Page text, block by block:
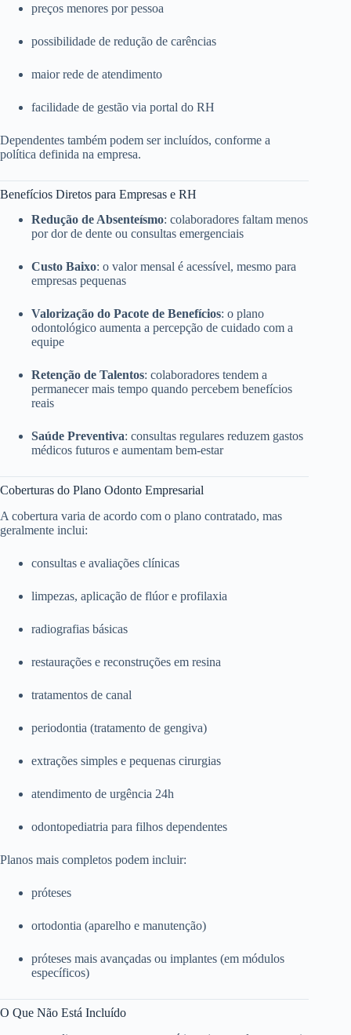
preços menores por pessoa
possibilidade de redução de carências
maior rede de atendimento
facilidade de gestão via portal do RH
Dependentes também podem ser incluídos, conforme a
política definida na empresa.
Benefícios Diretos para Empresas e RH
Redução de Absenteísmo: colaboradores faltam menos
por dor de dente ou consultas emergenciais
Custo Baixo: o valor mensal é acessível, mesmo para
empresas pequenas
Valorização do Pacote de Benefícios: o plano
odontológico aumenta a percepção de cuidado com a
equipe
Retenção de Talentos: colaboradores tendem a
permanecer mais tempo quando percebem benefícios
reais
Saúde Preventiva: consultas regulares reduzem gastos
médicos futuros e aumentam bem-estar
Coberturas do Plano Odonto Empresarial
A cobertura varia de acordo com o plano contratado, mas
geralmente inclui:
consultas e avaliações clínicas
limpezas, aplicação de flúor e profilaxia
radiografias básicas
restaurações e reconstruções em resina
tratamentos de canal
periodontia (tratamento de gengiva)
extrações simples e pequenas cirurgias
atendimento de urgência 24h
odontopediatria para filhos dependentes
Planos mais completos podem incluir:
próteses
ortodontia (aparelho e manutenção)
próteses mais avançadas ou implantes (em módulos
específicos)
O Que Não Está Incluído